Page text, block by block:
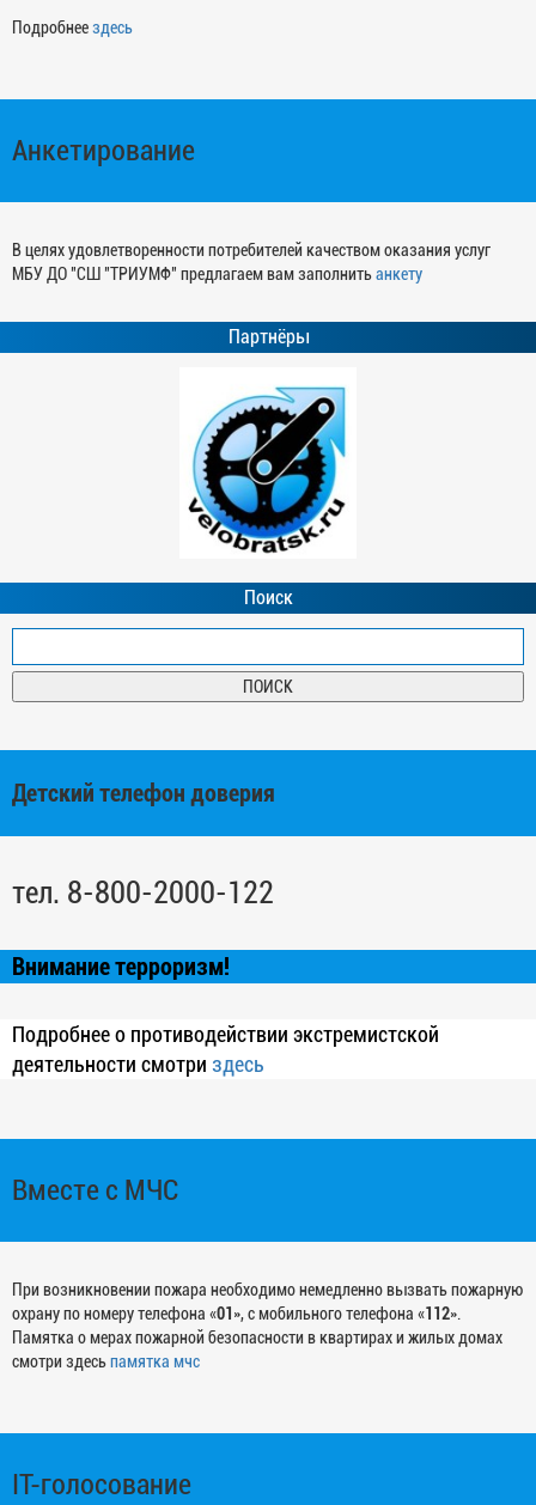
Подробнеездесь
Анкетирование
В целях удовлетворенности потребителей качеством оказания услуг
МБУ ДО "СШ "ТРИУМФ" предлагаем вам заполнитьанкету
Партнёры
Поиск
Детский телефон доверия
тел. 8-800-2000-122
Внимание терроризм!
Подробнее о противодействии экстремистской
деятельности смотри здесь
Вместе с МЧС
При возникновении пожара необходимо немедленно вызвать пожарную
охрану по номеру телефона «01 », с мобильного телефона «112».
Памятка о мерах пожарной безопасности в квартирах и жилых домах
смотри здесьпамятка мчс
IT-голосование